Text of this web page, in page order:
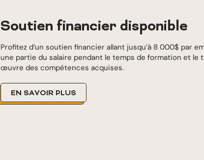
Soutien financier disponible
Profitez d’un soutien financier allant jusqu’à 8 000$ par
une partie du salaire pendant le temps de formation et le
œuvre des compétences acquises.
EN SAVOIR PLUS